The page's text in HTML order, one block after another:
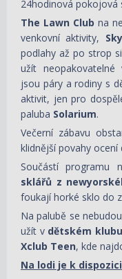
24hodinová pokojová
The Lawn Club na
venkovní aktivity,
podlahy až po strop
užít neopakovatelné
jsou páry a rodiny s
aktivit, jen pro
paluba Solarium.
Večerní zábavu
klidnější povahy
Součástí programu
sklářů z
foukají horké sklo do
Na palubě se
užít v dětském
Xclub Teen, kde
Na lodi je k dispozici